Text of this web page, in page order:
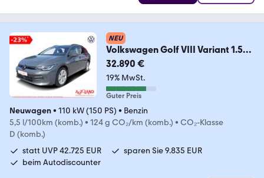
NEU
Volkswagen Golf VIII Variant 1.5
TSI DSG LED ACC AHK
32.890 €
19% MwSt.
Guter Preis
Neuwagen• 110 kW (150 PS) • Benzin
5,5 l/100km (komb.) • 124 g CO₂/km (komb.) • CO₂-Klasse
D (komb.)
statt UVP 42.725 EUR
sparen Sie 9.835 EUR
beim Autodiscounter